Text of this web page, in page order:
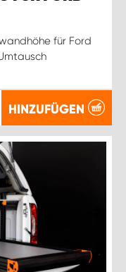
für Ford
HINZUFÜGEN